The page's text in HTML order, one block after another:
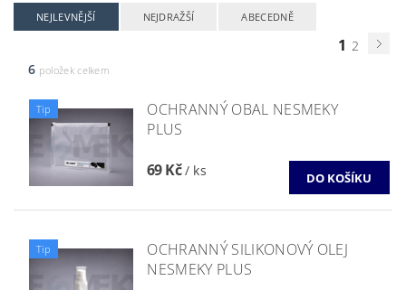
NEJLEVNĚJŠÍ NEJDRAŽŠÍ ABECEDNĚ
1 2
6 položek celkem
Tip
OCHRANNÝ OBAL NESMEKY
PLUS
69 Kč/ ks
Tip
OCHRANNÝ SILIKONOVÝ OLEJ
NESMEKY PLUS